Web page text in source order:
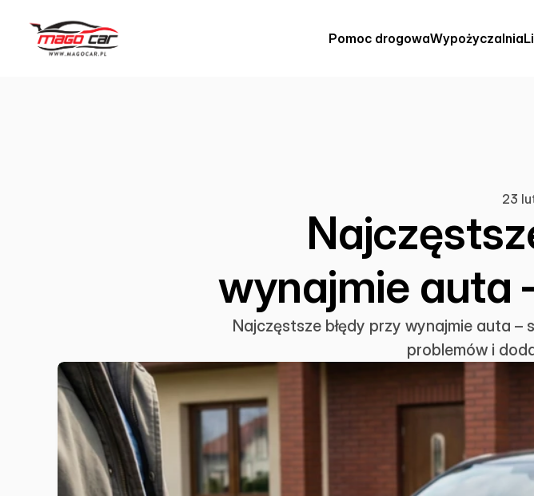
Pomoc drogowaWypożyczalnia
23
wynajmie auta
Najczęstsze błędy przy wynajmie auta
problemów i